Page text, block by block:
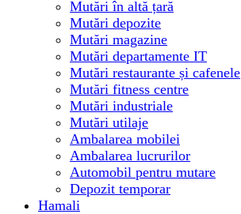
Mutări în altă țară
Mutări depozite
Mutări magazine
Mutări departamente IT
Mutări restaurante și cafenele
Mutări fitness centre
Mutări industriale
Mutări utilaje
Ambalarea mobilei
Ambalarea lucrurilor
Automobil pentru mutare
Depozit temporar
Hamali